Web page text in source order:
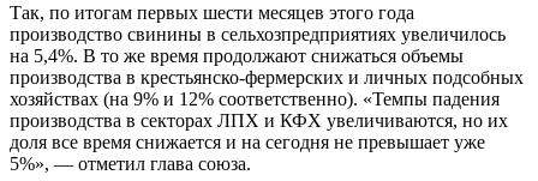
Так, по итогам первых шести месяцев этого года
производство свинины в сельхозпредприятиях увеличилось
на 5,4%. В то же время продолжают снижаться объемы
производства в крестьянско-фермерских и личных подсобных
хозяйствах (на 9% и 12% соответственно). «Темпы падения
производства в секторах ЛПХ и КФХ увеличиваются, но их
доля все время снижается и на сегодня не превышает уже
5%», — отметил глава союза.